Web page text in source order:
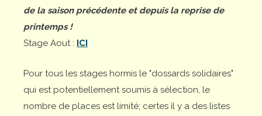
de la saison précédente et depuis la reprise de
printemps !
Stage Aout : ICI
Pour tous les stages hormis le "dossards solidaires"
qui est potentiellement soumis à sélection, le
nombre de places est limité; certes il y a des listes